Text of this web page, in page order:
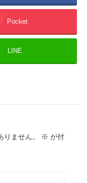
Pocket
LINE
ません。 ※ が付